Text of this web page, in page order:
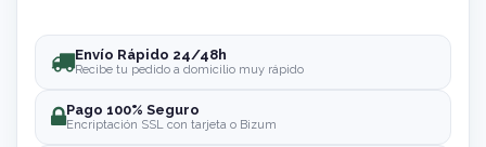
Envío Rápido 24/48h
Recibe tu pedido a domicilio muy rápido
Pago 100% Seguro
Encriptación SSL con tarjeta o Bizum